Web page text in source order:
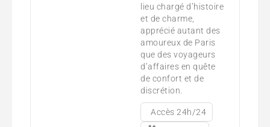
lieu chargé d’histoire
et de charme,
apprécié autant des
amoureux de Paris
que des voyageurs
d’affaires en quête
de confort et de
discrétion.
Accès 24h/24